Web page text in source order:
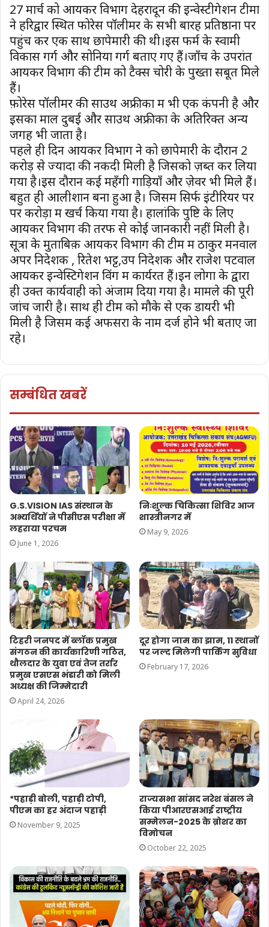
27 मार्च को आयकर विभाग देहरादून की इन्वेस्टीगेशन टीमों
ने हरिद्वार स्थित फोरेस पॉलीमर के सभी बारह प्रतिष्ठानों पर
पहुंच कर एक साथ छापेमारी की थी।इस फर्म के स्वामी
विकास गर्ग और सोनिया गर्ग बताए गए हैं।जाँच के उपरांत
आयकर विभाग की टीम को टैक्स चोरी के पुख्ता सबूत मिले
हैं।
फ़ोरेस पॉलीमर की साउथ अफ्रीका में भी एक कंपनी है और
इसका माल दुबई और साउथ अफ्रीका के अतिरिक्त अन्य
जगह भी जाता है।
पहले ही दिन आयकर विभाग ने को छापेमारी के दौरान 2
करोड़ से ज्यादा की नकदी मिली है जिसको ज़ब्त कर लिया
गया है।इस दौरान कई महँगी गाड़ियाँ और ज़ेवर भी मिले हैं।
बहुत ही आलीशान बना हुआ है। जिसमें सिर्फ इंटीरियर पर
पर करोड़ों में खर्च किया गया है। हालांकि पुष्टि के लिए
आयकर विभाग की तरफ से कोई जानकारी नहीं मिली है।
सूत्रों के मुताबिक़ आयकर विभाग की टीम में ठाकुर मनवाल
अपर निदेशक , रितेश भट्ट,उप निदेशक और राजेश पटवाल
आयकर इन्वेस्टिगेशन विंग में कार्यरत हैं।इन लोगों के द्वारा
ही उक्त कार्यवाही को अंजाम दिया गया है। मामले की पूरी
जांच जारी है। साथ ही टीम को मौके से एक डायरी भी
मिली है जिसमें कई अफसरों के नाम दर्ज होने भी बताए जा
रहे।
सम्बंधित खबरें
G.S.VISION IAS संस्थान के
अभ्यर्थियों ने पीसीएस परीक्षा में
लहराया परचम
June 1, 2026
निःशुल्क चिकित्सा शिविर आज
शास्त्रीनगर में
May 9, 2026
टिहरी जनपद में ब्लॉक प्रमुख
संगठन की कार्यकारिणी गठित,
थौलदार के युवा एवं तेज तर्रार
प्रमुख एसएस भंडारी को मिली
अध्यक्ष की जिम्मेदारी
April 24, 2026
दूर होगा जाम का झाम, 11 स्थानों
पर जल्द मिलेगी पार्किंग सुविधा
February 17, 2026
*पहाड़ी बोली, पहाड़ी टोपी,
पीएम का हर अंदाज पहाड़ी
November 9, 2025
राज्यसभा सांसद नरेश बंसल ने
किया पीआरएसआई राष्ट्रीय
सम्मेलन-2025 के ब्रोशर का
विमोचन
October 22, 2025